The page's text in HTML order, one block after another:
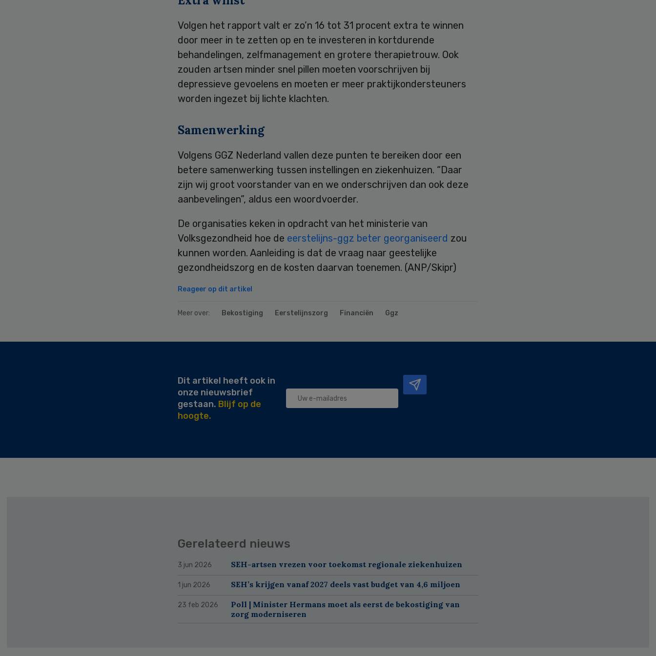
Volgen het rapport valt er zo’n 16 tot 31 procent extra te winnen
door meer in te zetten op en te investeren in kortdurende
behandelingen, zelfmanagement en grotere therapietrouw. Ook
zouden artsen minder snel pillen moeten voorschrijven bij
depressieve gevoelens en moeten er meer praktijkondersteuners
worden ingezet bij lichte klachten.
Samenwerking
Volgens GGZ Nederland vallen deze punten te bereiken door een
betere samenwerking tussen instellingen en ziekenhuizen. “Daar
zijn wij groot voorstander van en we onderschrijven dan ook deze
aanbevelingen”, aldus een woordvoerder.
De organisaties keken in opdracht van het ministerie van
Volksgezondheid hoe de eerstelijns-ggz beter georganiseerd zou
kunnen worden. Aanleiding is dat de vraag naar geestelijke
gezondheidszorg en de kosten daarvan toenemen. (ANP/Skipr)
Reageer op dit artikel
Meer over: Bekostiging Eerstelijnszorg Financiën Ggz
Dit artikel heeft ook in
onze nieuwsbrief
gestaan. Blijf op de
hoogte.
Gerelateerd nieuws
3 jun 2026 SEH-artsen vrezen voor toekomst regionale ziekenhuizen
1 jun 2026 SEH’s krijgen vanaf 2027 deels vast budget van 4,6 miljoen
23 feb 2026
Poll | Minister Hermans moet als eerst de bekostiging van
zorg moderniseren